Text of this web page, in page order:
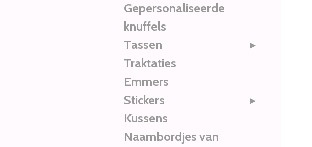
Gepersonaliseerde
knuffels
Tassen
Traktaties
Emmers
Stickers
Kussens
Naambordjes van